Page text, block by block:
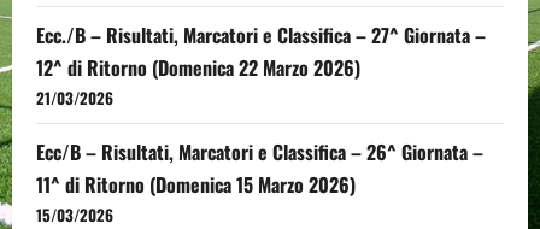
Ecc./B – Risultati, Marcatori e Classifica – 27^ Giornata –
12^ di Ritorno (Domenica 22 Marzo 2026)
21/03/2026
Ecc/B – Risultati, Marcatori e Classifica – 26^ Giornata –
11^ di Ritorno (Domenica 15 Marzo 2026)
15/03/2026